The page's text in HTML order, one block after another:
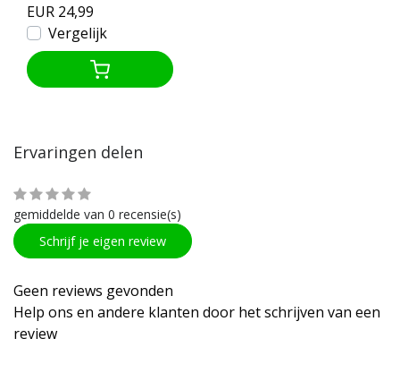
EUR 24,99
Vergelijk
Ervaringen delen
gemiddelde van 0 recensie(s)
Schrijf je eigen review
Geen reviews gevonden
Help ons en andere klanten door het schrijven van een
review